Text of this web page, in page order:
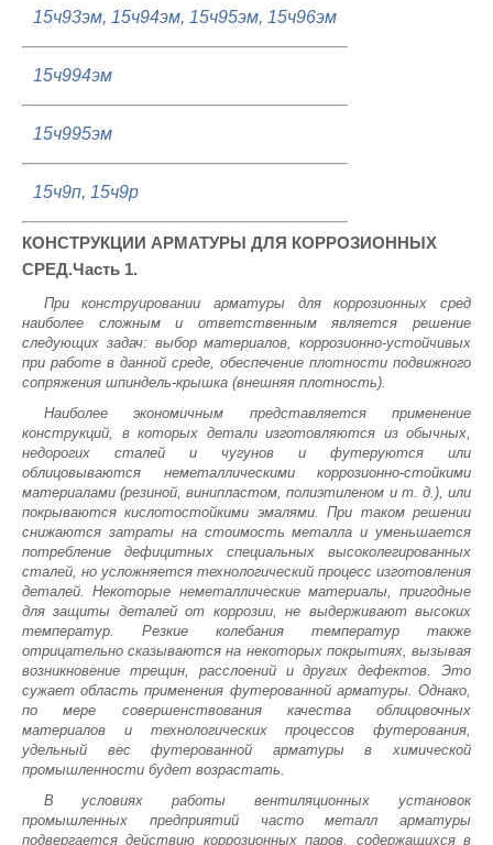
15ч93эм, 15ч94эм, 15ч95эм, 15ч96эм
15ч994эм
15ч995эм
15ч9п, 15ч9р
КОНСТРУКЦИИ АРМАТУРЫ ДЛЯ КОРРОЗИОННЫХ
СРЕД.Часть 1.
При конструировании арматуры для коррозионных сред
наиболее сложным и ответственным является решение
следующих задач: выбор материалов, коррозионно-устойчивых
при работе в данной среде, обеспечение плотности подвижного
сопряжения шпиндель-крышка (внешняя плотность).
Наиболее экономичным представляется применение
конструкций, в которых детали изготовляются из обычных,
недорогих сталей и чугунов и футеруются или
облицовываются неметаллическими коррозионно-стойкими
материалами (резиной, винипластом, полиэтиленом и т. д.), или
покрываются кислотостойкими эмалями. При таком решении
снижаются затраты на стоимость металла и уменьшается
потребление дефицитных специальных высоколегированных
сталей, но усложняется технологический процесс изготовления
деталей. Некоторые неметаллические материалы, пригодные
для защиты деталей от коррозии, не выдерживают высоких
температур. Резкие колебания температур также
отрицательно сказываются на некоторых покрытиях, вызывая
возникновение трещин, расслоений и других дефектов. Это
сужает область применения футерованной арматуры. Однако,
по мере совершенствования качества облицовочных
материалов и технологических процессов футерования,
удельный вес футерованной арматуры в химической
промышленности будет возрастать.
В условиях работы вентиляционных установок
промышленных предприятий часто металл арматуры
подвергается действию коррозионных паров, содержащихся в